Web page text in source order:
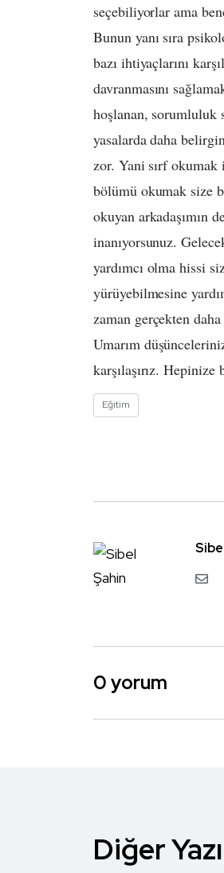
seçebiliyorlar ama
Bunun yanı sıra
bazı ihtiyaçlarını
davranmasını
hoşlanan, sorumluluk
yasalarda daha
zor. Yani sırf okumak
bölümü okumak size
okuyan arkadaşımın
inanıyorsunuz.
yardımcı olma hissi
yürüyebilmesine
zaman gerçekten
Umarım
karşılaşırız.
Eğitim
0 yorum
Diğer